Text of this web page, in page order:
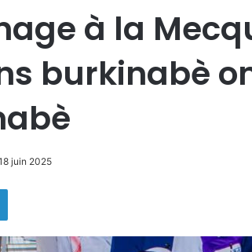
à la
burkinabè
juin 2025